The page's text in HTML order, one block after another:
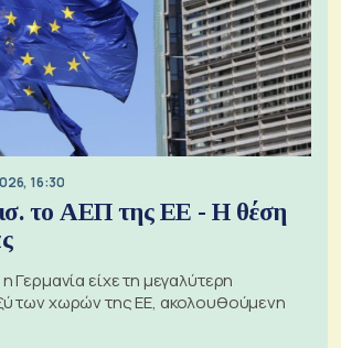
16:30
το ΑΕΠ της ΕΕ - Η θέση
Γερμανία είχε τη μεγαλύτερη
των χωρών της ΕΕ, ακολουθούμενη